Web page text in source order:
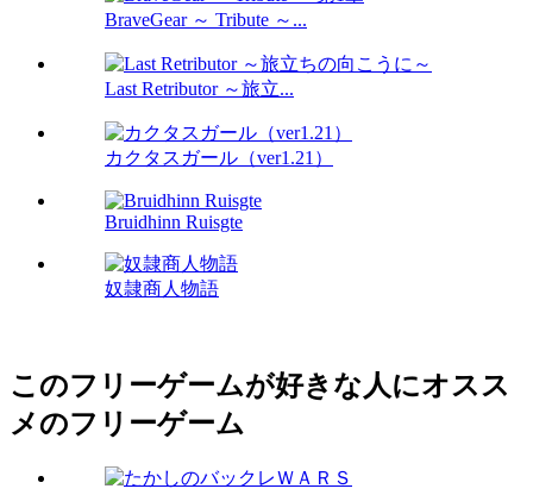
BraveGear ～ Tribute ～...
Last Retributor ～旅立...
カクタスガール（ver1.21）
Bruidhinn Ruisgte
奴隷商人物語
このフリーゲームが好きな人にオスス
メのフリーゲーム